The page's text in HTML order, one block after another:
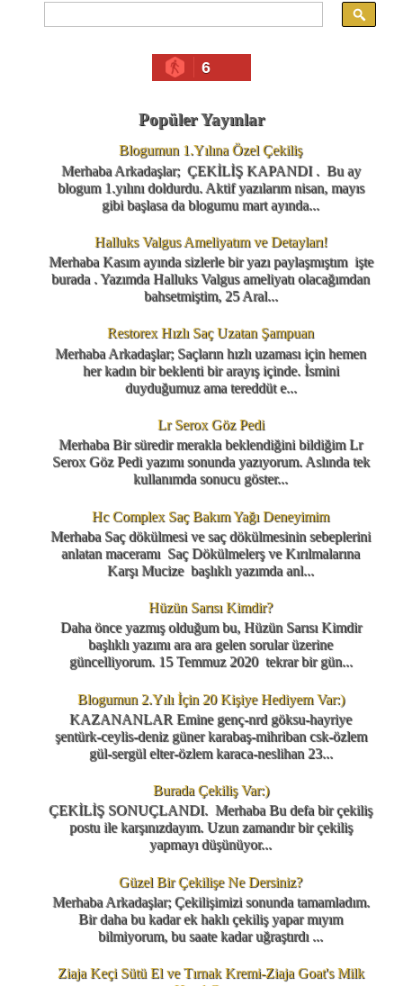
6
Popüler Yayınlar
Blogumun 1.Yılına Özel Çekiliş
Merhaba Arkadaşlar; ÇEKİLİŞ KAPANDI . Bu ay
blogum 1.yılını doldurdu. Aktif yazılarım nisan, mayıs
gibi başlasa da blogumu mart ayında...
Halluks Valgus Ameliyatım ve Detayları!
Merhaba Kasım ayında sizlerle bir yazı paylaşmıştım işte
burada . Yazımda Halluks Valgus ameliyatı olacağımdan
bahsetmiştim, 25 Aral...
Restorex Hızlı Saç Uzatan Şampuan
Merhaba Arkadaşlar; Saçların hızlı uzaması için hemen
her kadın bir beklenti bir arayış içinde. İsmini
duyduğumuz ama tereddüt e...
Lr Serox Göz Pedi
Merhaba Bir süredir merakla beklendiğini bildiğim Lr
Serox Göz Pedi yazımı sonunda yazıyorum. Aslında tek
kullanımda sonucu göster...
Hc Complex Saç Bakım Yağı Deneyimim
Merhaba Saç dökülmesi ve saç dökülmesinin sebeplerini
anlatan maceramı Saç Dökülmelerş ve Kırılmalarına
Karşı Mucize başlıklı yazımda anl...
Hüzün Sarısı Kimdir?
Daha önce yazmış olduğum bu, Hüzün Sarısı Kimdir
başlıklı yazımı ara ara gelen sorular üzerine
güncelliyorum. 15 Temmuz 2020 tekrar bir gün...
Blogumun 2.Yılı İçin 20 Kişiye Hediyem Var:)
KAZANANLAR Emine genç-nrd göksu-hayriye
şentürk-ceylis-deniz güner karabaş-mihriban csk-özlem
gül-sergül elter-özlem karaca-neslihan 23...
Burada Çekiliş Var:)
ÇEKİLİŞ SONUÇLANDI. Merhaba Bu defa bir çekiliş
postu ile karşınızdayım. Uzun zamandır bir çekiliş
yapmayı düşünüyor...
Güzel Bir Çekilişe Ne Dersiniz?
Merhaba Arkadaşlar; Çekilişimizi sonunda tamamladım.
Bir daha bu kadar ek haklı çekiliş yapar mıyım
bilmiyorum, bu saate kadar uğraştırdı ...
Ziaja Keçi Sütü El ve Tırnak Kremi-Ziaja Goat's Milk